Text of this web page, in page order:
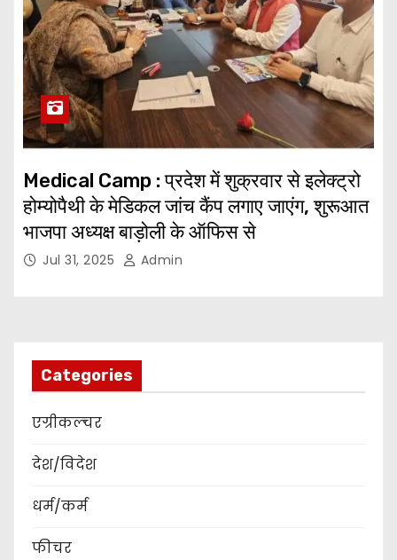
Medical Camp : प्रदेश में शुक्रवार से इलेक्ट्रो
होम्योपैथी के मेडिकल जांच कैंप लगाए जाएंग, शुरूआत
भाजपा अध्यक्ष बाड़ोली के ऑफिस से
Jul 31, 2025 Admin
Categories
एग्रीकल्चर
देश/विदेश
धर्म/कर्म
फीचर